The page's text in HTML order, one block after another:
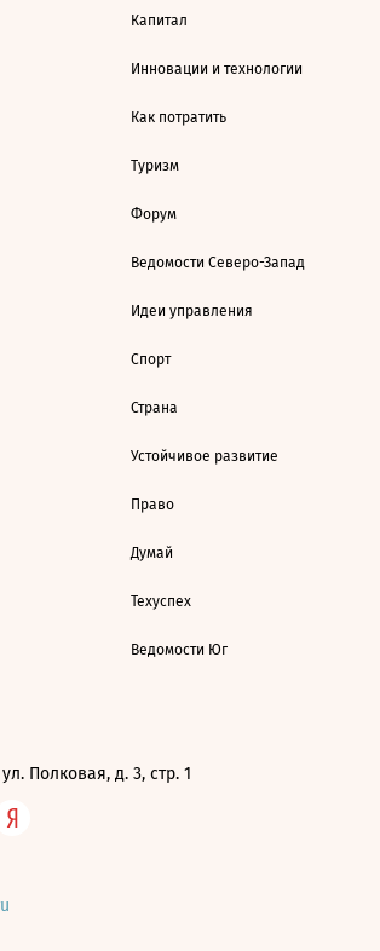
Капитал
Инновации и технологии
Как потратить
Туризм
Форум
Ведомости Северо-Запад
Идеи управления
Спорт
Страна
Устойчивое развитие
Право
Думай
Техуспех
Ведомости Юг
Полковая, д. 3, стр. 1